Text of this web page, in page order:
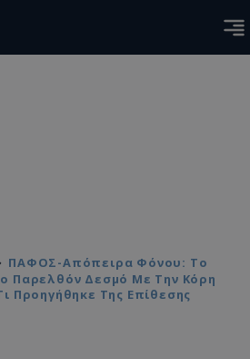
ΠΑΦΟΣ-Απόπειρα Φόνου: Το
Παρελθόν Δεσμό Με Την Κόρη
Προηγήθηκε Της Επίθεσης